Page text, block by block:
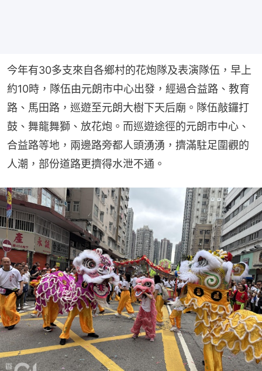
今年有30多支來自各鄉村的花炮隊及表演隊伍，早上
約10時，隊伍由元朗市中心出發，經過合益路、教育
路、馬田路，巡遊至元朗大樹下天后廟。隊伍敲鑼打
鼓、舞龍舞獅、放花炮。而巡遊途徑的元朗市中心、
合益路等地，兩邊路旁都人頭湧湧，擠滿駐足圍觀的
人潮，部份道路更擠得水泄不通。